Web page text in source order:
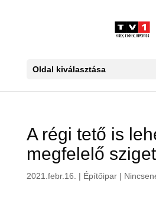
Oldal kiválasztása
A régi tető is
megfelelő
2021.febr.16. | Építőipar|